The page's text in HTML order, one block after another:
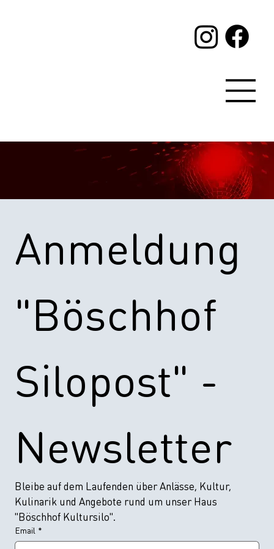
Anmeldung
"Böschhof
Silopost" -
Newsletter
Bleibe auf dem Laufenden über Anlässe, Kultur,
Kulinarik und Angebote rund um unser Haus
"Böschhof Kultursilo".
Email *